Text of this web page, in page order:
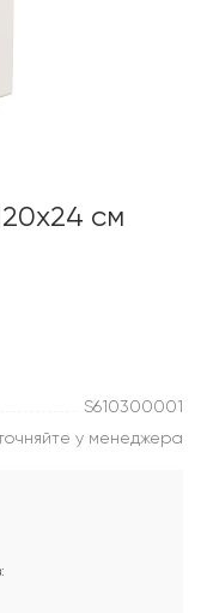
см
S610300001
у менеджера